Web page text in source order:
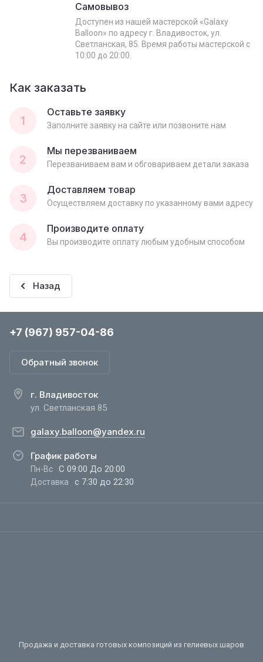
Самовывоз
Доступен из нашей мастерской «Galaxy
Balloon» по адресу г. Владивосток, ул.
Светланская, 85. Время работы мастерской с
10:00 до 20:00.
Как заказать
1
Оставьте заявку
Заполните заявку на сайте или позвоните нам
2
Мы перезваниваем
Перезваниваем вам и обговариваем детали заказа
3
Доставляем товар
Осуществляем доставку по указанному вами адресу
4
Производите оплату
Вы производите оплату любым удобным способом
Назад
+7 (967) 957-04-86
Обратный звонок
г. Владивосток
ул. Светланская 85
galaxy.balloon@yandex.ru
График работы
Пн-Вс С 09:00 До 20:00
Доставка с 7:30 до 22:30
Продажа и доставка готовых композиций из гелиевых шаров